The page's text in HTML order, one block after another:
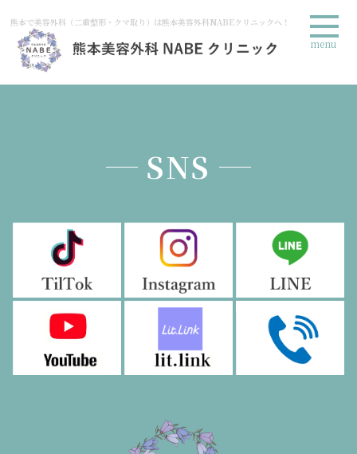
熊本で美容外科（二重整形・クマ取り）は熊本美容外科NABEクリニックへ！
SNS
menu